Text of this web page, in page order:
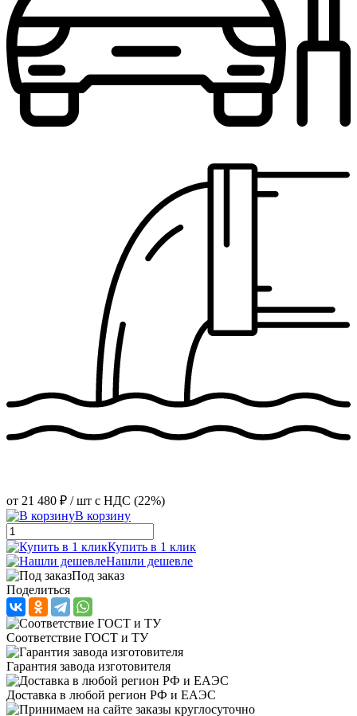
от 21 480 ₽ / шт с НДС (22%)
В корзину
Купить в 1 клик
Нашли дешевле
Под заказ
Поделиться
Соответствие ГОСТ и ТУ
Гарантия завода изготовителя
Доставка в любой регион РФ и ЕАЭС